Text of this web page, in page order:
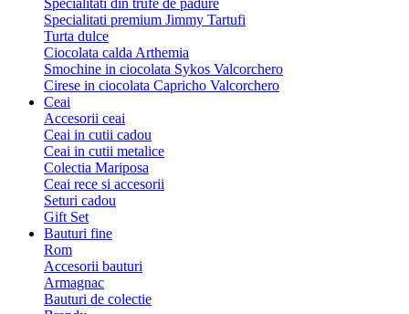
Specialitati din trufe de padure
Specialitati premium Jimmy Tartufi
Turta dulce
Ciocolata calda Arthemia
Smochine in ciocolata Sykos Valcorchero
Cirese in ciocolata Capricho Valcorchero
Ceai
Accesorii ceai
Ceai in cutii cadou
Ceai in cutii metalice
Colectia Mariposa
Ceai rece si accesorii
Seturi cadou
Gift Set
Bauturi fine
Rom
Accesorii bauturi
Armagnac
Bauturi de colectie